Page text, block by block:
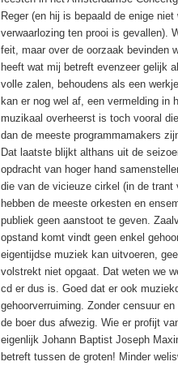
Reger (en hij is bepaald de enige
verwaarlozing ten prooi is gevallen).
feit, maar over de oorzaak bevinden
heeft wat mij betreft evenzeer gelijk
volle zalen, behoudens als een
kan er nog wel af, een vermelding in
muzikaal overheerst is toch vooral
dan de meeste programmamakers
Dat laatste blijkt althans uit de
opdracht van hoger hand
die van de vicieuze cirkel (in de trant
hebben de meeste orkesten en
publiek geen aanstoot te geven.
opstand komt vindt geen enkel
eigentijdse muziek kan uitvoeren,
volstrekt niet opgaat. Dat weten we
cd er dus is. Goed dat er ook
gehoorverruiming. Zonder censuur
de boer dus afwezig. Wie er profijt
eigenlijk Johann Baptist Joseph
betreft tussen de groten! Minder